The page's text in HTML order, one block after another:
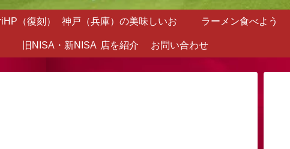
（復刻） 神戸（兵庫）の美味しいお
店を紹介
ラーメン食べよう
旧NISA・新NISA お問い合わせ